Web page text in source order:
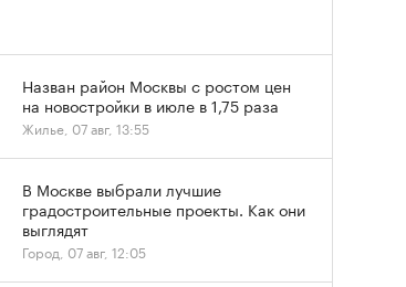
Назван район Москвы с ростом цен
на новостройки в июле в 1,75 раза
Жилье, 07 авг, 13:55
В Москве выбрали лучшие
градостроительные проекты. Как они
выглядят
Город, 07 авг, 12:05